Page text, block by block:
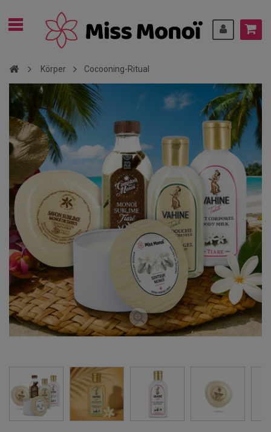
Körper Cocooning-Ritual